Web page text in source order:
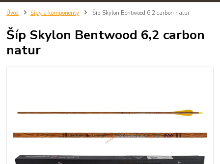
Úvod Šípy a komponenty Šíp Skylon Bentwood 6,2 carbon natur
Šíp Skylon Bentwood 6,2 carbon
natur